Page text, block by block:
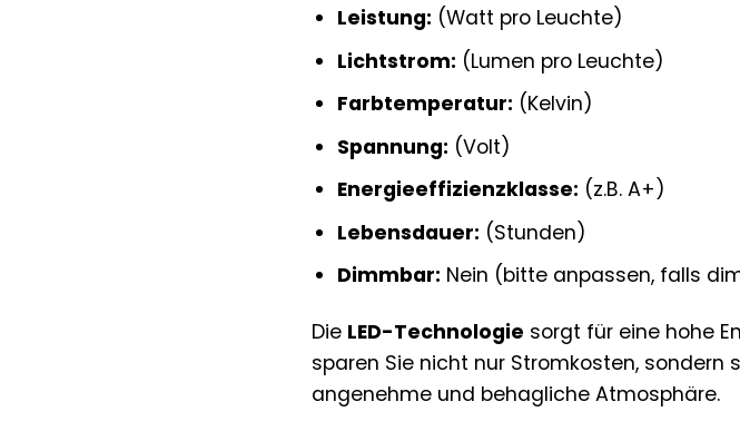
Leistung: (Watt pro Leuchte)
Lichtstrom: (Lumen pro Leuchte)
Farbtemperatur: (Kelvin)
Spannung: (Volt)
Energieeffizienzklasse: (z.B. A+)
Lebensdauer: (Stunden)
Dimmbar: Nein (bitte anpassen, falls
Die LED-Technologie sorgt für eine hohe
sparen Sie nicht nur Stromkosten,
angenehme und behagliche Atmosphäre.